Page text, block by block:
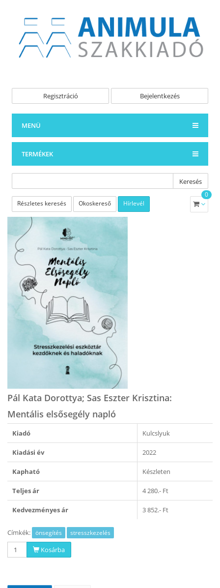
Regisztráció Bejelentkezés
MENÜ
TERMÉKEK
Keresés
Részletes keresés Okoskereső Hírlevél
0
Pál Kata Dorottya; Sas Eszter Krisztina: ​
Mentális elsősegély napló
Kiadó Kulcslyuk
Kiadási év 2022
Kapható Készleten
Teljes ár 4 280.- Ft
Kedvezményes ár 3 852.- Ft
Címkék: önsegítés stresszkezelés
Kosárba